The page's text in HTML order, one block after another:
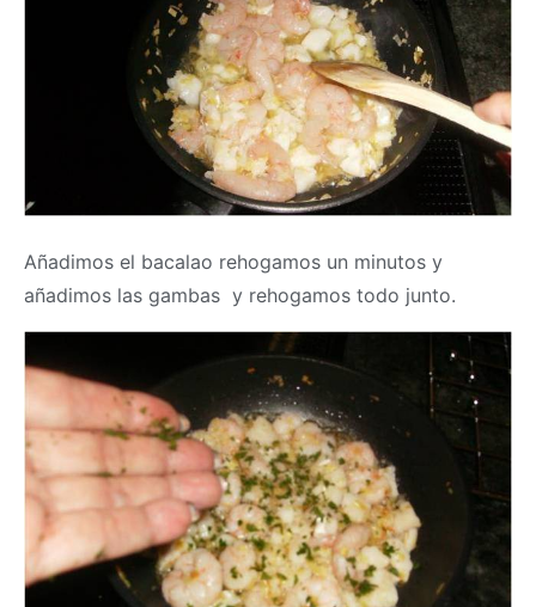
Añadimos el bacalao rehogamos un minutos y
añadimos las gambas y rehogamos todo junto.